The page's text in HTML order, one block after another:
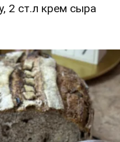
2 ст.л крем сыра